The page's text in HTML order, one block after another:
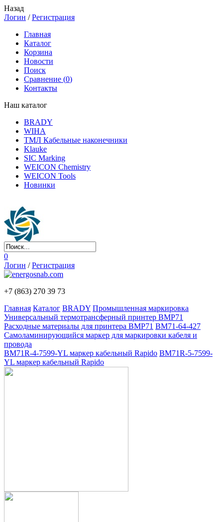
Назад
Логин /Регистрация
Главная
Каталог
Корзина
Новости
Поиск
Сравнение (0)
Контакты
Наш каталог
BRADY
WIHA
ТМЛ Кабельные наконечники
Klauke
SIC Marking
WEICON Chemistry
WEICON Tools
Новинки
0
Логин /Регистрация
+7 (863) 270 39 73
Главная Каталог BRADY Промышленная маркировка
Универсальный термотрансферный принтер BMP71
Расходные материалы для принтера BMP71 BM71-64-427
Самоламинирующийся маркер для маркировки кабеля и
провода
BM71R-4-7599-YL маркер кабельный Rapido BM71R-5-7599-
YL маркер кабельный Rapido